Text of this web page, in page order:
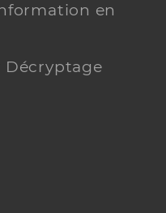
en
Décryptage